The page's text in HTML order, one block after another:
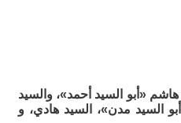
«أبو السيد أحمد»، والسيد
السيد مدن»، السيد هادي، و